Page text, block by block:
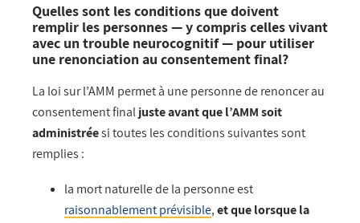
Quelles sont les conditions que doivent
remplir les personnes — y compris celles vivant
avec un trouble neurocognitif — pour utiliser
une renonciation au consentement final?
La loi sur l’AMM permet à une personne de renoncer au
consentement finaljuste avant que l’AMM soit
administréesi toutes les conditions suivantes sont
remplies :
la mort naturelle de la personne est
raisonnablement prévisible,et que lorsque la